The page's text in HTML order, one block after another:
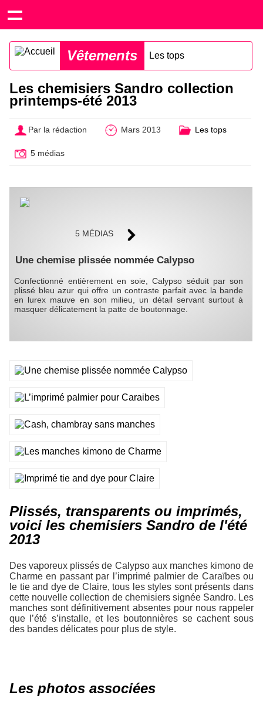
Vêtements Les tops
Les chemisiers Sandro collection
printemps-été 2013
Par la rédaction Mars 2013 Les tops
5 médias
5 MÉDIAS
Une chemise plissée nommée Calypso
Confectionné entièrement en soie, Calypso séduit par son
plissé bleu azur qui offre un contraste parfait avec la bande
en lurex mauve en son milieu, un détail servant surtout à
masquer délicatement la patte de boutonnage.
Plissés, transparents ou imprimés,
voici les chemisiers Sandro de l'été
2013
Des vaporeux plissés de Calypso aux manches kimono de
Charme en passant par l’imprimé palmier de Caraïbes ou
le tie and dye de Claire, tous les styles sont présents dans
cette nouvelle collection de chemisiers signée Sandro. Les
manches sont définitivement absentes pour nous rappeler
que l’été s’installe, et les boutonnières se cachent sous
des bandes délicates pour plus de style.
Les photos associées